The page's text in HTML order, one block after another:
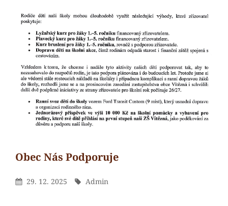
Obec Nás Podporuje
By Posted
29. 12. 2025 By
Admin